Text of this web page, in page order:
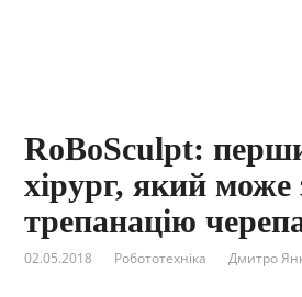
RoBoSculpt:
хірург, який може
трепанацію
02.05.2018 Робототехніка Дмитро